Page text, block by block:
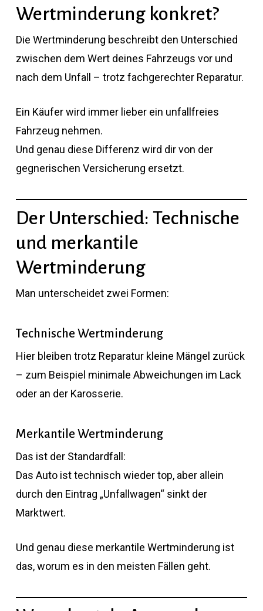
Wertminderung konkret?
Die Wertminderung beschreibt den Unterschied
zwischen dem Wert deines Fahrzeugs vor und
nach dem Unfall – trotz fachgerechter Reparatur.
Ein Käufer wird immer lieber ein unfallfreies
Fahrzeug nehmen.
Und genau diese Differenz wird dir von der
gegnerischen Versicherung ersetzt.
Der Unterschied: Technische
und merkantile
Wertminderung
Man unterscheidet zwei Formen:
Technische Wertminderung
Hier bleiben trotz Reparatur kleine Mängel zurück
– zum Beispiel minimale Abweichungen im Lack
oder an der Karosserie.
Merkantile Wertminderung
Das ist der Standardfall:
Das Auto ist technisch wieder top, aber allein
durch den Eintrag „Unfallwagen“ sinkt der
Marktwert.
Und genau diese merkantile Wertminderung ist
das, worum es in den meisten Fällen geht.